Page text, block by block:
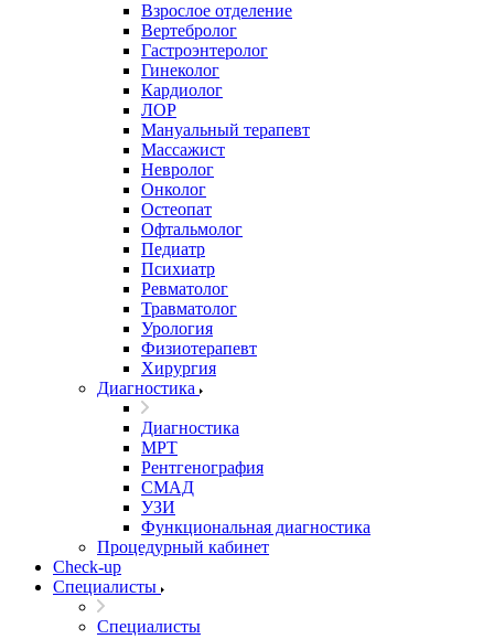
Взрослое отделение
Вертебролог
Гастроэнтеролог
Гинеколог
Кардиолог
ЛОР
Мануальный терапевт
Массажист
Невролог
Онколог
Остеопат
Офтальмолог
Педиатр
Психиатр
Ревматолог
Травматолог
Урология
Физиотерапевт
Хирургия
Диагностика
Диагностика
МРТ
Рентгенография
СМАД
УЗИ
Функциональная диагностика
Процедурный кабинет
Cheсk-up
Специалисты
Специалисты